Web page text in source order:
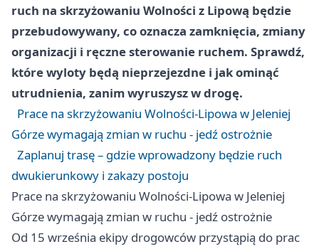
ruch na skrzyżowaniu Wolności z Lipową będzie
przebudowywany, co oznacza zamknięcia, zmiany
organizacji i ręczne sterowanie ruchem. Sprawdź,
które wyloty będą nieprzejezdne i jak ominąć
utrudnienia, zanim wyruszysz w drogę.
Prace na skrzyżowaniu Wolności-Lipowa w Jeleniej
Górze wymagają zmian w ruchu - jedź ostrożnie
Zaplanuj trasę – gdzie wprowadzony będzie ruch
dwukierunkowy i zakazy postoju
Prace na skrzyżowaniu Wolności-Lipowa w Jeleniej
Górze wymagają zmian w ruchu - jedź ostrożnie
Od 15 września ekipy drogowców przystąpią do prac